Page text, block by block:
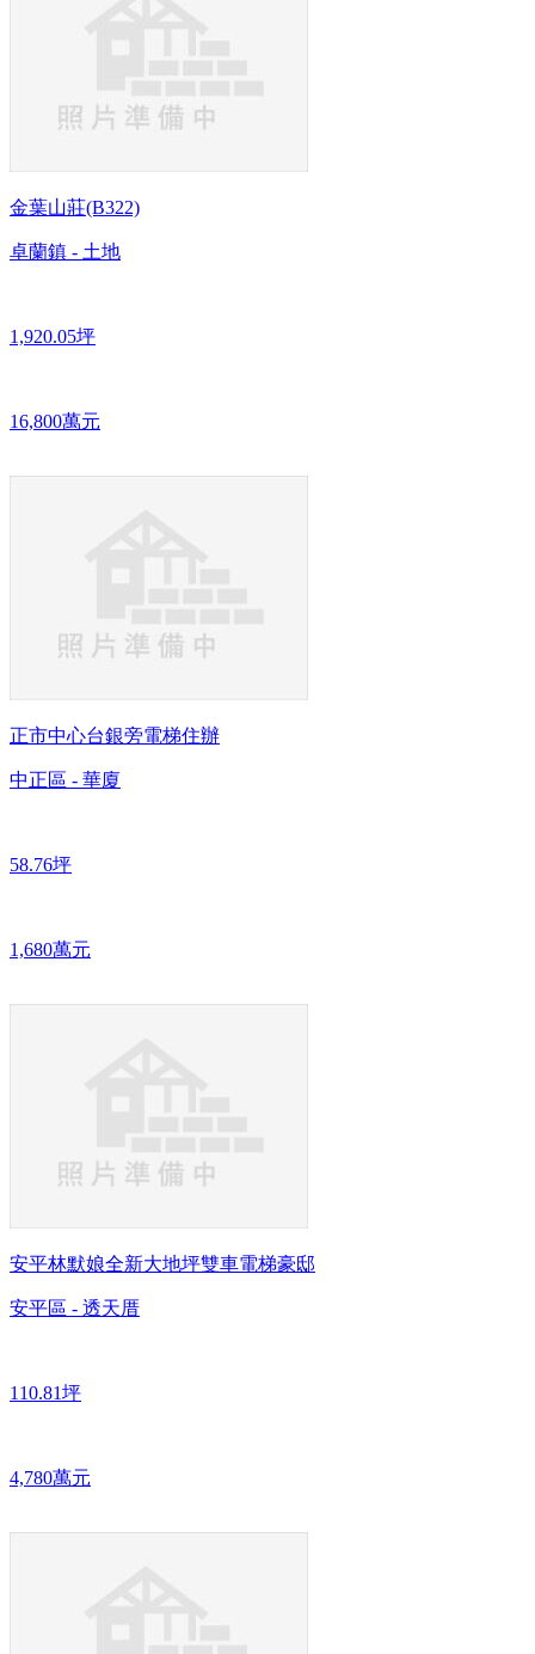
金葉山莊(B322)
卓蘭鎮 - 土地
1,920.05坪
16,800萬元
正市中心台銀旁電梯住辦
中正區 - 華廈
58.76坪
1,680萬元
安平林默娘全新大地坪雙車電梯豪邸
安平區 - 透天厝
110.81坪
4,780萬元